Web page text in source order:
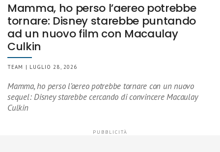
Mamma, ho perso l’aereo potrebbe
tornare: Disney starebbe puntando
ad un nuovo film con Macaulay
Culkin
TEAM | LUGLIO 28, 2026
Mamma, ho perso l’aereo potrebbe tornare con un nuovo
sequel: Disney starebbe cercando di convincere Macaulay
Culkin